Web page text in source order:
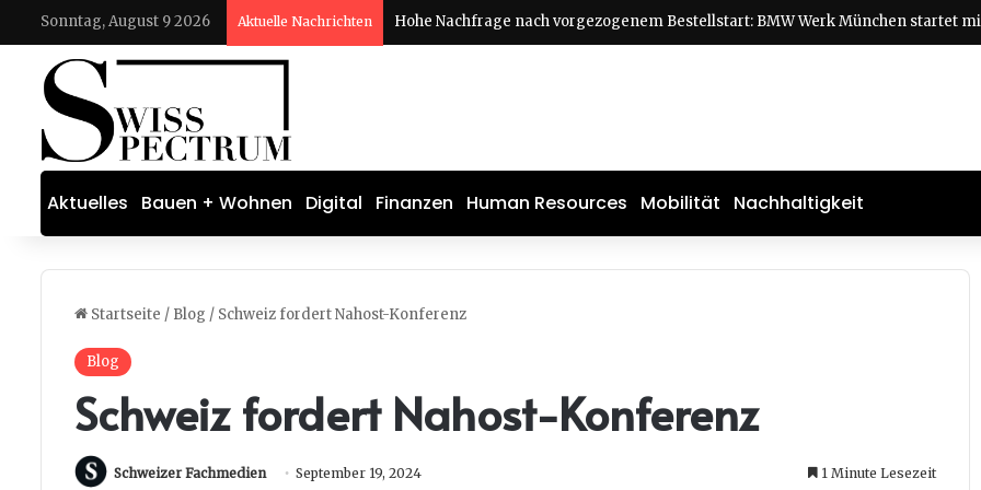
Sonntag, August 9 2026 Aktuelle Nachrichten
Aktuelles Bauen + Wohnen Digital Finanzen Human Resources Mobilität Nachhaltigkeit
Startseite / Blog / Schweiz fordert Nahost-Konferenz
Blog
Schweiz fordert Nahost-Konferenz
Schweizer Fachmedien September 19, 2024 1 Minute Lesezeit